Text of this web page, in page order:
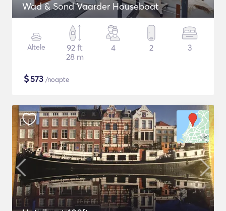
Wad & Sond Vaarder Houseboat
Altele
92 ft
28 m
4 2 3
$573 /noapte